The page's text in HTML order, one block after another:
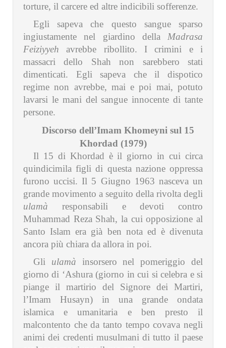
torture, il carcere ed altre indicibili sofferenze.
Egli sapeva che questo sangue sparso
ingiustamente nel giardino della Madrasa
Feiziyyeh avrebbe ribollito. I crimini e i
massacri dello Shah non sarebbero stati
dimenticati. Egli sapeva che il dispotico
regime non avrebbe, mai e poi mai, potuto
lavarsi le mani del sangue innocente di tante
persone.
Discorso dell’Imam Khomeyni sul 15
Khordad (1979)
Il 15 di Khordad è il giorno in cui circa
quindicimila figli di questa nazione oppressa
furono uccisi. Il 5 Giugno 1963 nasceva un
grande movimento a seguito della rivolta degli
ulamà responsabili e devoti contro
Muhammad Reza Shah, la cui opposizione al
Santo Islam era già ben nota ed è divenuta
ancora più chiara da allora in poi.
Gli ulamà insorsero nel pomeriggio del
giorno di ‘Ashura (giorno in cui si celebra e si
piange il martirio del Signore dei Martiri,
l’Imam Husayn) in una grande ondata
islamica e umanitaria e ben presto il
malcontento che da tanto tempo covava negli
animi dei credenti musulmani di tutto il paese